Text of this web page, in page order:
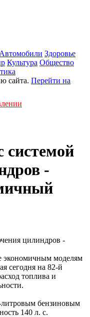
Автомобили Здоровье
Культура Общество
сайта. Перейти на
системой
-
экономичным моделям
сегодня на 82-й
топлива и
бензиновым
140 л. с.